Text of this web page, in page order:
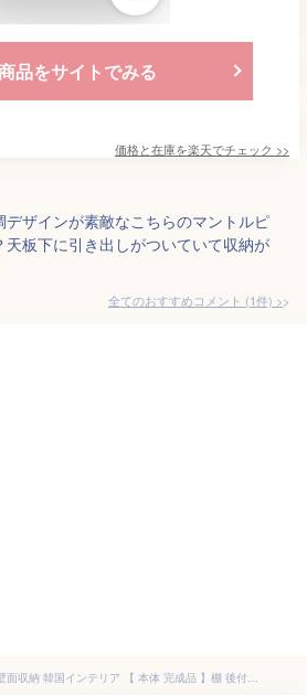
品をサイトでみる
価格と在庫を楽天でチェック >>
ザインが素敵なこちらのマントルピ
板下に引き出しがついていて収納が
全てのおすすめコメント (1件) >
萩原 マントルピース 壁面収納 韓国インテリア 【 本体 完成品 】棚 後付け 教科書 飾り棚 ホワイト 幅 80 奥行 20 高さ 80 MCC-6899WH